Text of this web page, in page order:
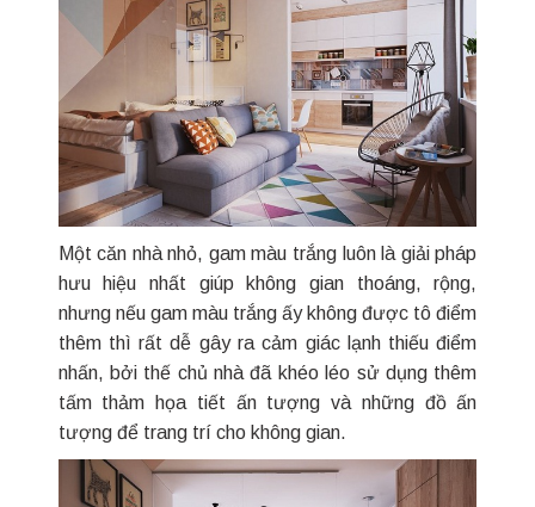
Một căn nhà nhỏ, gam màu trắng luôn là giải pháp
hưu hiệu nhất giúp không gian thoáng, rộng,
nhưng nếu gam màu trắng ấy không được tô điểm
thêm thì rất dễ gây ra cảm giác lạnh thiếu điểm
nhấn, bởi thế chủ nhà đã khéo léo sử dụng thêm
tấm thảm họa tiết ấn tượng và những đồ ấn
tượng để trang trí cho không gian.